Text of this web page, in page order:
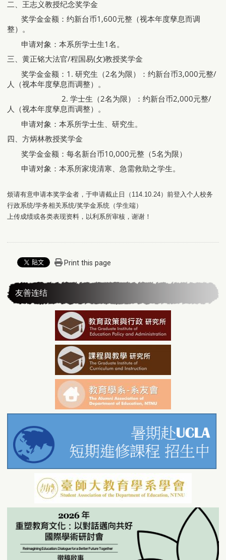
二、王志义教授纪念奖学金
奖学金金额：约新台币1,600元整（视本年度孳息而调
整）。
申请对象：本系所学士生1名。
三、黄正铭大法官/程国易(攵)教授奖学金
奖学金金额：1. 研究生（2名为限）：约新台币3,000元整/
人（视本年度孳息而调整）。
2. 学士生（2名为限）：约新台币2,000元整/
人（视本年度孳息而调整）。
申请对象：本系所学士生、研究生。
四、方炳林教授奖学金
奖学金金额：每名新台币10,000元整（5名为限）
申请对象：本系所家境清寒、急需救助之学生。
烦请有意申请本奖学金者，于申请截止 日
（114.10.24）前登入个人校务
行政系统/学务相关系统/奖学金系统（学生端）
上传成绩或各类表现资料，以利系所审核，谢谢！
Print this page
友善连结